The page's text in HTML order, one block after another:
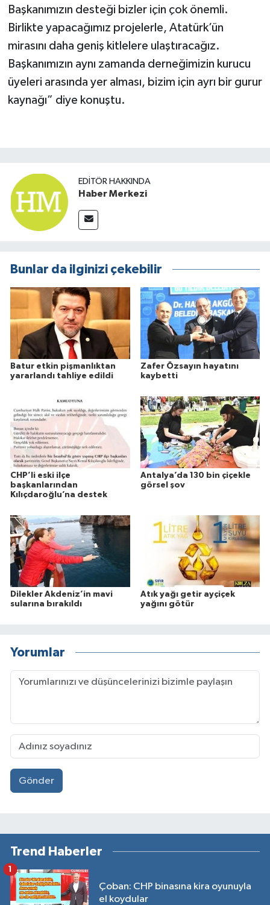
Başkanımızın desteği bizler için çok önemli.
Birlikte yapacağımız projelerle, Atatürk’ün
mirasını daha geniş kitlelere ulaştıracağız.
Başkanımızın aynı zamanda derneğimizin kurucu
üyeleri arasında yer alması, bizim için ayrı bir gurur
kaynağı” diye konuştu.
EDITÖR HAKKINDA
Haber Merkezi
Bunlar da ilginizi çekebilir
Batur etkin pişmanlıktan
yararlandı tahliye edildi
Zafer Özsayın hayatını
kaybetti
CHP’li eski ilçe
başkanlarından
Kılıçdaroğlu’na destek
Antalya’da 130 bin çiçekle
görsel şov
Dilekler Akdeniz’in mavi
sularına bırakıldı
Atık yağı getir ayçiçek
yağını götür
Yorumlar
Gönder
Trend Haberler
Çoban: CHP binasına kira oyunuyla
el koydular
1